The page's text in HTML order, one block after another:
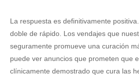
La respuesta es definitivamente
doble de rápido. Los vendajes que
seguramente promueve una curación
puede ver anuncios que prometen que
clínicamente demostrado que cura las